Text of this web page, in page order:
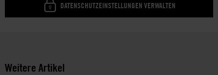
DATENSCHUTZEINSTELLUNGEN VERWALTEN
Weitere Artikel